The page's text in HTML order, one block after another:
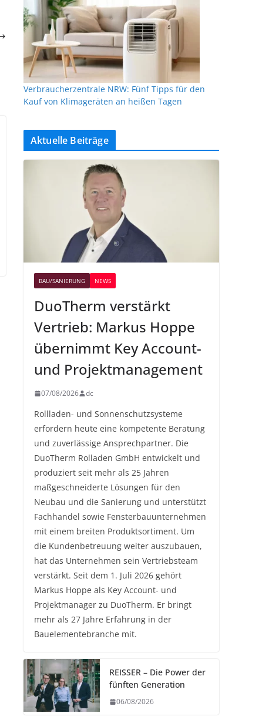
Verbraucherzentrale NRW: Fünf Tipps für den
Kauf von Klimageräten an heißen Tagen
Aktuelle Beiträge
BAU/SANIERUNG NEWS
DuoTherm verstärkt
Vertrieb: Markus Hoppe
übernimmt Key Account-
und Projektmanagement
07/08/2026 dc
Rollladen- und Sonnenschutzsysteme
erfordern heute eine kompetente Beratung
und zuverlässige Ansprechpartner. Die
DuoTherm Rolladen GmbH entwickelt und
produziert seit mehr als 25 Jahren
maßgeschneiderte Lösungen für den
Neubau und die Sanierung und unterstützt
Fachhandel sowie Fensterbauunternehmen
mit einem breiten Produktsortiment. Um
die Kundenbetreuung weiter auszubauen,
hat das Unternehmen sein Vertriebsteam
verstärkt. Seit dem 1. Juli 2026 gehört
Markus Hoppe als Key Account- und
Projektmanager zu DuoTherm. Er bringt
mehr als 27 Jahre Erfahrung in der
Bauelementebranche mit.
REISSER – Die Power der
fünften Generation
06/08/2026